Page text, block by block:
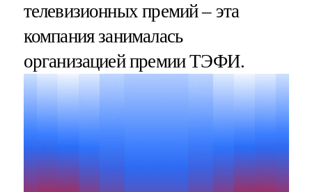
телевизионных премий – эта
компания занималась
организацией премии ТЭФИ.